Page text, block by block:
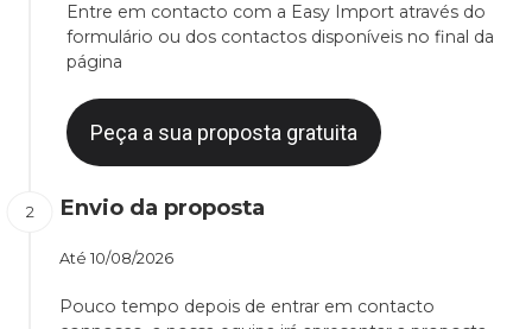
Entre em contacto com a Easy Import através do
formulário ou dos contactos disponíveis no final da
página
Peça a sua proposta gratuita
Envio da proposta
Até 10/08/2026
Pouco tempo depois de entrar em contacto